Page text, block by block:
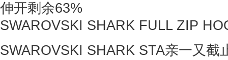
伸开剩余63%
SWAROVSKI SHARK FULL ZIP
SWAROVSKI SHARK STA亲一又截